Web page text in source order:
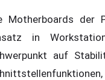
Motherboards der
in
auf